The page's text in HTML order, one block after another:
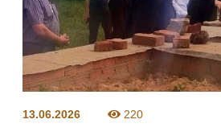
13.06.2026 220